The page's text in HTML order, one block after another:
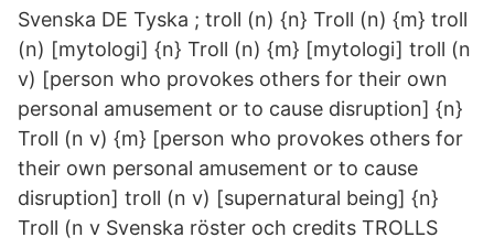
Svenska DE Tyska ; troll (n) {n} Troll (n) {m} troll
(n) [mytologi] {n} Troll (n) {m} [mytologi] troll (n
v) [person who provokes others for their own
personal amusement or to cause disruption] {n}
Troll (n v) {m} [person who provokes others for
their own personal amusement or to cause
disruption] troll (n v) [supernatural being] {n}
Troll (n v Svenska röster och credits TROLLS